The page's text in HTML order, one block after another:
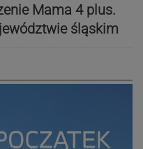
Mama 4 plus.
śląskim